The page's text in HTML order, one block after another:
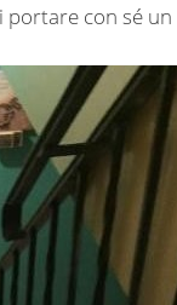
portare con sé un